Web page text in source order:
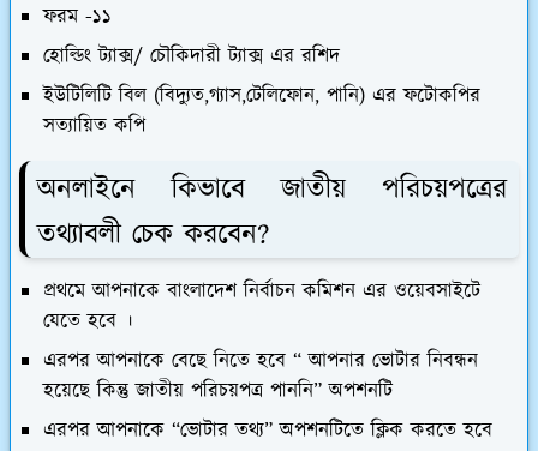
ফরম -১১
হোল্ডিং ট্যাক্স/ চৌকিদারী ট্যাক্স এর রশিদ
ইউটিলিটি বিল (বিদ্যুত,গ্যাস,টেলিফোন, পানি) এর ফটোকপির
সত্যায়িত কপি
অনলাইনে কিভাবে জাতীয় পরিচয়পত্রের
তথ্যাবলী চেক করবেন?
প্রথমে আপনাকে বাংলাদেশ নির্বাচন কমিশন এর ওয়েবসাইটে
যেতে হবে ।
এরপর আপনাকে বেছে নিতে হবে “ আপনার ভোটার নিবন্ধন
হয়েছে কিন্তু জাতীয় পরিচয়পত্র পাননি” অপশনটি
এরপর আপনাকে “ভোটার তথ্য” অপশনটিতে ক্লিক করতে হবে